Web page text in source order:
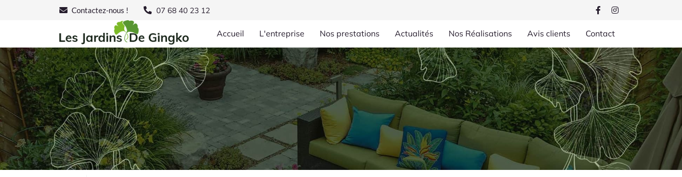
Contactez-nous ! 07 68 40 23 12
Accueil L'entreprise Nos prestations Actualités Nos Réalisations Avis clients Contact